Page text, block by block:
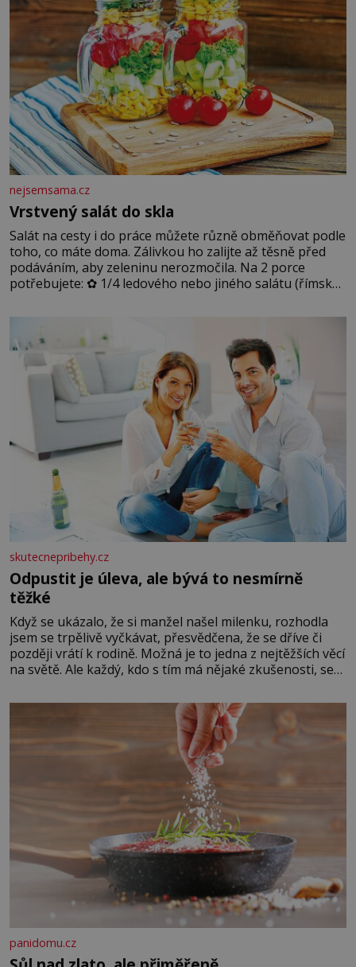
nejsemsama.cz
Vrstvený salát do skla
Salát na cesty i do práce můžete různě obměňovat podle
toho, co máte doma. Zálivkou ho zalijte až těsně před
podáváním, aby zeleninu nerozmočila. Na 2 porce
potřebujete: ✿ 1/4 ledového nebo jiného salátu (římský
okurky ✿ 2 rajčata Zálivka: ✿ 4 lžíce olivového oleje ✿ 1
lžíci citronové šťávy ✿ ½ stroužku
skutecnepribehy.cz
Odpustit je úleva, ale bývá to nesmírně
těžké
Když se ukázalo, že si manžel našel milenku, rozhodla
jsem se trpělivě vyčkávat, přesvědčena, že se dříve či
později vrátí k rodině. Možná je to jedna z nejtěžších věcí
na světě. Ale každý, kdo s tím má nějaké zkušenosti, se
Když se ke mně doneslo, že si manžel pořídil milenku,
panidomu.cz